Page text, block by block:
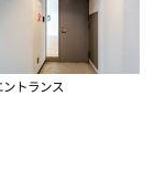
ントランス